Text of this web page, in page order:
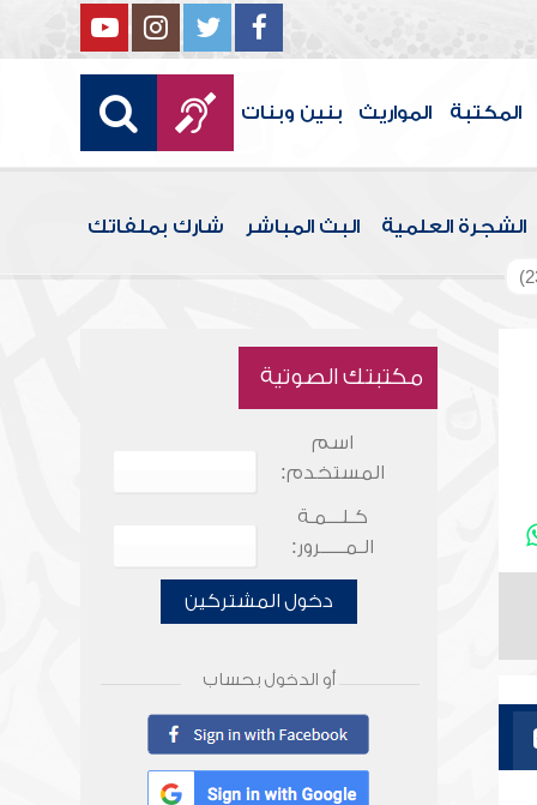
المكتبة المواريث بنين وبنات
الشجرة العلمية البث المباشر شارك بملفاتك
مكتبتك الصوتية
اسم
المستخدم:
كـلـــمـة
الـمـــــرور:
دخول المشتركين
أو الدخول بحساب